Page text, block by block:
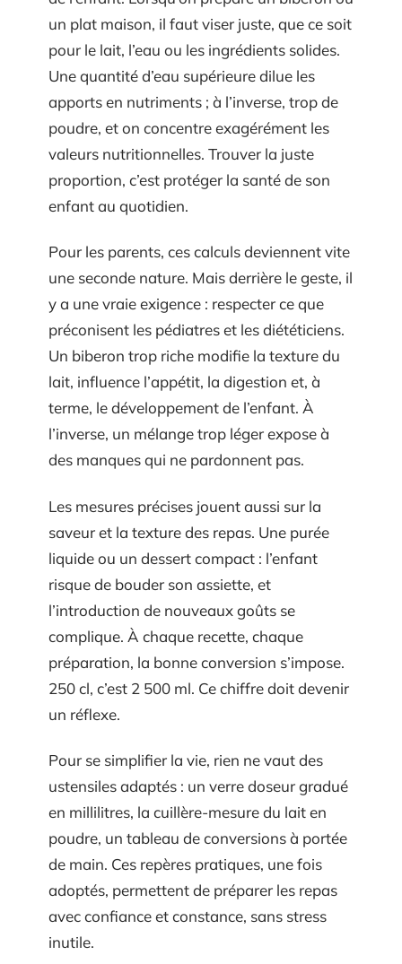
un plat maison, il faut viser juste, que ce soit
pour le lait, l’eau ou les ingrédients solides.
Une quantité d’eau supérieure dilue les
apports en nutriments ; à l’inverse, trop de
poudre, et on concentre exagérément les
valeurs nutritionnelles. Trouver la juste
proportion, c’est protéger la santé de son
enfant au quotidien.
Pour les parents, ces calculs deviennent vite
une seconde nature. Mais derrière le geste, il
y a une vraie exigence : respecter ce que
préconisent les pédiatres et les diététiciens.
Un biberon trop riche modifie la texture du
lait, influence l’appétit, la digestion et, à
terme, le développement de l’enfant. À
l’inverse, un mélange trop léger expose à
des manques qui ne pardonnent pas.
Les mesures précises jouent aussi sur la
saveur et la texture des repas. Une purée
liquide ou un dessert compact : l’enfant
risque de bouder son assiette, et
l’introduction de nouveaux goûts se
complique. À chaque recette, chaque
préparation, la bonne conversion s’impose.
250 cl, c’est 2 500 ml. Ce chiffre doit devenir
un réflexe.
Pour se simplifier la vie, rien ne vaut des
ustensiles adaptés : un verre doseur gradué
en millilitres, la cuillère-mesure du lait en
poudre, un tableau de conversions à portée
de main. Ces repères pratiques, une fois
adoptés, permettent de préparer les repas
avec confiance et constance, sans stress
inutile.